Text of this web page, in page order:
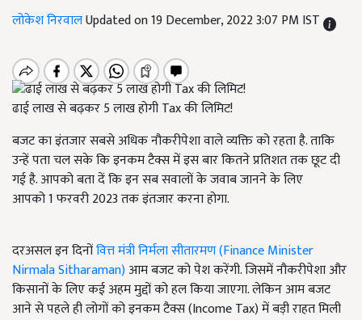
लोकेश निरवालUpdated on 19 December, 2022 3:07 PM IST
ढाई लाख से बढ़कर 5 लाख होगी Tax की लिमिट!
बजट का इंतजार सबसे अधिक नौकरीपेशा वाले व्यक्ति को रहता है. ताकि
उन्हें पता चल सके कि इनकम टैक्स में इस बार कितने प्रतिशत तक छूट दी
गई है. आपको बता दें कि इन सब सवालों के जवाब जानने के लिए
आपको 1फरवरी2023तक इंतजार करना होगा.
दरअसल इन दिनोंवित्त मंत्री निर्मला सीतारमण (Finance Minister
Nirmala Sitharaman)आम बजट को पेश करेंगी. जिसमें नौकरीपेशा और
किसानों के लिए कई अहम मुद्दों को हल किया जाएगा. लेकिन आम बजट
आने से पहले ही लोगों को इनकम टैक्स (Income Tax)में बड़ी राहत मिली